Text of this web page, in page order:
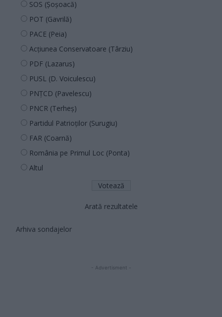
SOS (Șoșoacă)
POT (Gavrilă)
PACE (Peia)
Acțiunea Conservatoare (Târziu)
PDF (Lazarus)
PUSL (D. Voiculescu)
PNȚCD (Pavelescu)
PNCR (Terheș)
Partidul Patrioților (Surugiu)
FAR (Coarnă)
România pe Primul Loc (Ponta)
Altul
Arată rezultatele
Arhiva sondajelor
- Advertisment -